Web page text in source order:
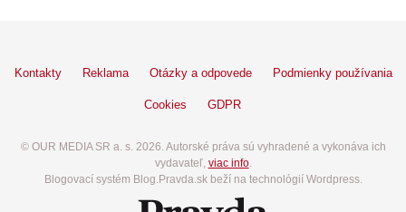
Kontakty Reklama Otázky a odpovede Podmienky používania
Cookies GDPR
© OUR MEDIA SR a. s. 2026. Autorské práva sú vyhradené a vykonáva ich
vydavateľ, viac info.
Blogovací systém Blog.Pravda.sk beží na technológií Wordpress.